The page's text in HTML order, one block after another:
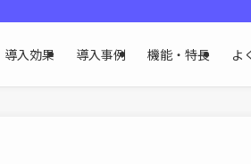
導入効果 導入事例 機能・特長 よ